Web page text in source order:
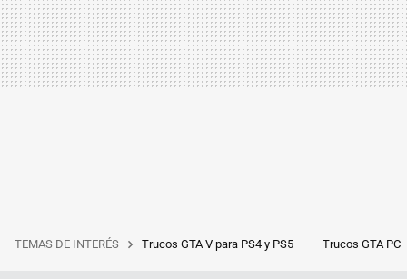
TEMAS DE INTERÉS Trucos GTA V para PS4 y PS5 Trucos GTA PC